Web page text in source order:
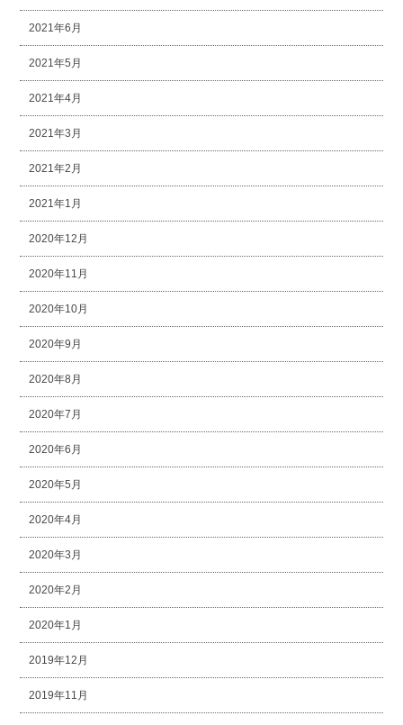
2021年6月
2021年5月
2021年4月
2021年3月
2021年2月
2021年1月
2020年12月
2020年11月
2020年10月
2020年9月
2020年8月
2020年7月
2020年6月
2020年5月
2020年4月
2020年3月
2020年2月
2020年1月
2019年12月
2019年11月